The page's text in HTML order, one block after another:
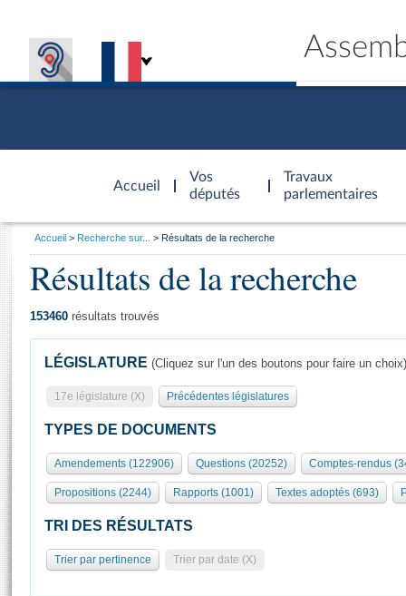
Accueil
d'accueil
Vos
députés
Travaux
parlementaires
Présidence
577 députés
Groupes politiques
Séance publique
Commissions et autres organes
Europe et International
Pétitions
Général
Rôle et pouvoirs de l'Assemblée
Organisation de l'Assemblée
Présidence Conférence des Présidents Bureau Collège des
Statistiques et chiffres clés
Visiter l'Assemblée
Visite virtuelle du palais Bourbon
Assister à une séance
Vous
Accueil Recherche sur... Résultats de la recherche
Résultats de la recherche
153460 résultats trouvés
LÉGISLATURE (Cliquez sur l'un des boutons pour faire un choix)
17e législature (X) Précédentes législatures
TYPES DE DOCUMENTS
Amendements (122906) Questions (20252) Comptes-rendus
Propositions (2244) Rapports (1001) Textes adoptés (693)
TRI DES RÉSULTATS
Trier par pertinence Trier par date (X)